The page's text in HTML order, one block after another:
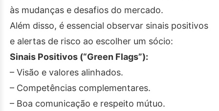
às mudanças e desafios do mercado.
Além disso, é essencial observar sinais positivos
e alertas de risco ao escolher um sócio:
Sinais Positivos (“Green Flags”):
– Visão e valores alinhados.
– Competências complementares.
– Boa comunicação e respeito mútuo.